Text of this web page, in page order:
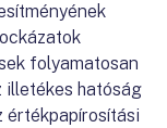
folyamatosan
illetékes hatóság
értékpapírosítási